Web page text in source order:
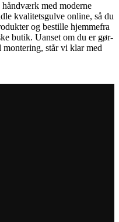
med moderne
kvalitetsgulve online, så du
og bestille hjemmefra
butik. Uanset om du er gør-
montering, står vi klar med